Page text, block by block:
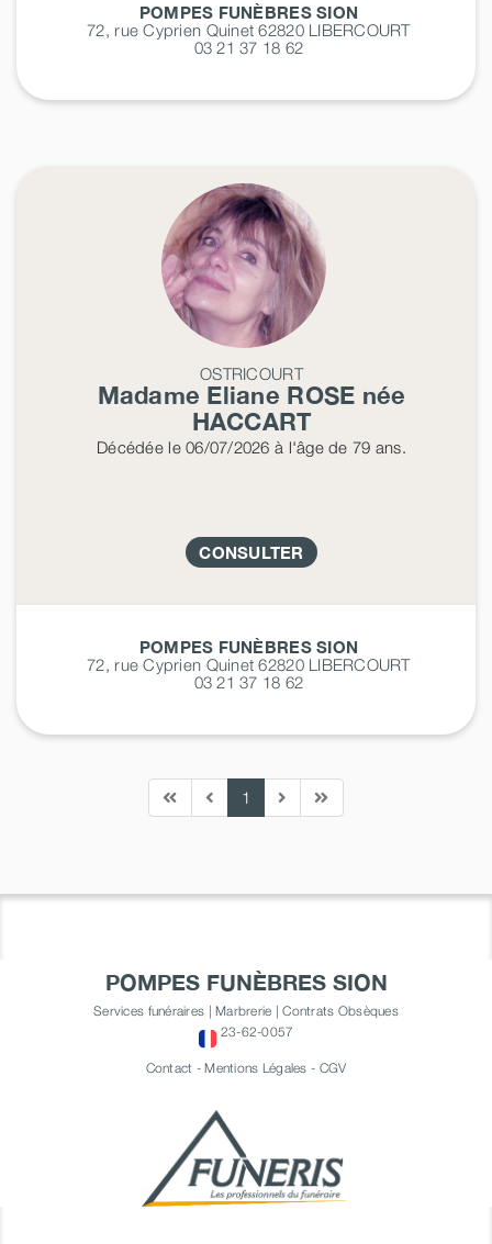
POMPES FUNÈBRES SION
72, rue Cyprien Quinet 62820 LIBERCOURT
03 21 37 18 62
OSTRICOURT
Madame Eliane ROSE née
HACCART
Décédéele 06/07/2026 à l'âge de 79 ans.
CONSULTER
POMPES FUNÈBRES SION
72, rue Cyprien Quinet 62820 LIBERCOURT
03 21 37 18 62
1
POMPES FUNÈBRES SION
Services funéraires | Marbrerie | Contrats Obsèques
23-62-0057
Contact -Mentions Légales - CGV